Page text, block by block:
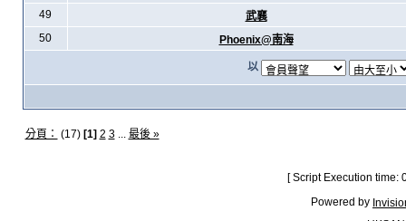
49
武襄
50
Phoenix@南海
以
分頁： (17) [1] 2 3... 最後 »
[ Script Execution
Powered by